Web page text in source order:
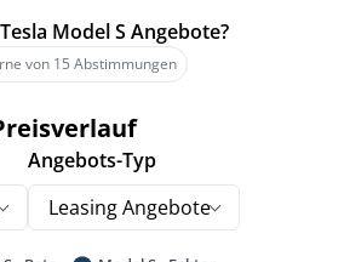
Model S Angebote?
von 15 Abstimmungen
Angebots-Typ
Leasing Angebote